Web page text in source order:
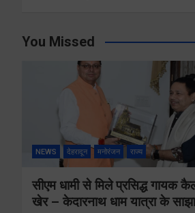
You Missed
NEWS देहरादून मनोरंजन राज्य
सीएम धामी से मिले प्रसिद्ध गायक
खेर – केदारनाथ धाम यात्रा के